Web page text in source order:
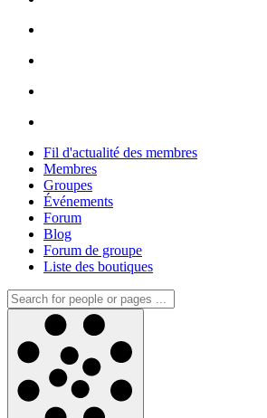
Fil d'actualité des membres
Membres
Groupes
Événements
Forum
Blog
Forum de groupe
Liste des boutiques